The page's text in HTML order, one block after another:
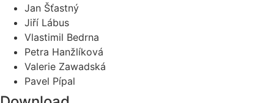
Jan Šťastný
Jiří Lábus
Vlastimil Bedrna
Petra Hanžlíková
Valerie Zawadská
Pavel Pípal